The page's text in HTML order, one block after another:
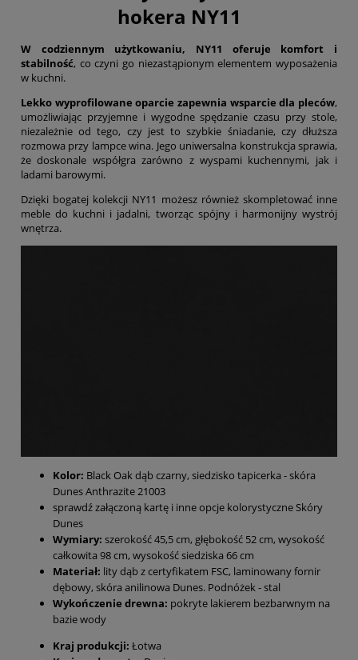
hokera NY11
W codziennym użytkowaniu, NY11 oferuje komfort i
stabilność, co czyni go niezastąpionym elementem wyposażenia
w kuchni.
Lekko wyprofilowane oparcie zapewnia wsparcie dla pleców,
umożliwiając przyjemne i wygodne spędzanie czasu przy stole,
niezależnie od tego, czy jest to szybkie śniadanie, czy dłuższa
rozmowa przy lampce wina. Jego uniwersalna konstrukcja sprawia,
że doskonale współgra zarówno z wyspami kuchennymi, jak i
ladami barowymi.
Dzięki bogatej kolekcji NY11 możesz również skompletować inne
meble do kuchni i jadalni, tworząc spójny i harmonijny wystrój
wnętrza.
Kolor: Black Oak dąb czarny, siedzisko tapicerka - skóra
Dunes Anthrazite 21003
sprawdź załączoną kartę i inne opcje kolorystyczne Skóry
Dunes
Wymiary: szerokość 45,5 cm, głębokość 52 cm, wysokość
całkowita 98 cm, wysokość siedziska 66 cm
Materiał: lity dąb z certyfikatem FSC, laminowany fornir
dębowy, skóra anilinowa Dunes. Podnóżek - stal
Wykończenie drewna: pokryte lakierem bezbarwnym na
bazie wody
Kraj produkcji: Łotwa